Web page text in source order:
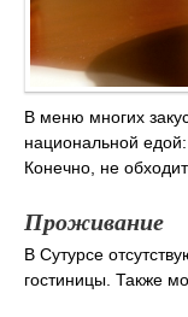
В меню многих
национальной
Конечно, не
Проживание
В Сутурсе
гостиницы. Также